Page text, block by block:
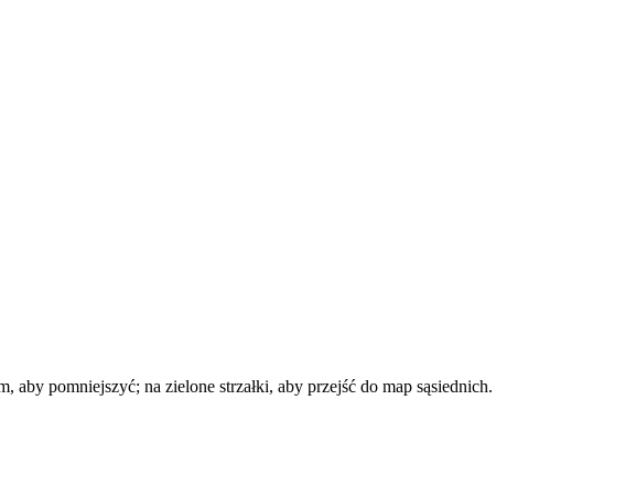
pomniejszyć; na zielone strzałki, aby przejść do map sąsiednich.